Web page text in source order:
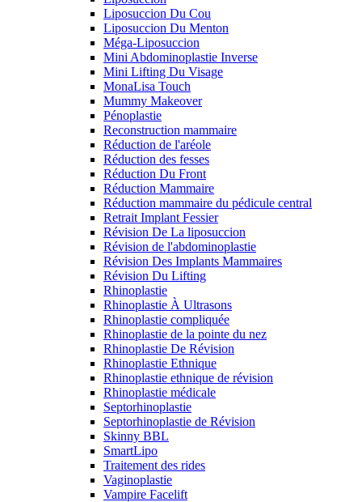
Liposuccion Du Cou
Liposuccion Du Menton
Méga-Liposuccion
Mini Abdominoplastie Inverse
Mini Lifting Du Visage
MonaLisa Touch
Mummy Makeover
Pénoplastie
Reconstruction mammaire
Réduction de l'aréole
Réduction des fesses
Réduction Du Front
Réduction Mammaire
Réduction mammaire du pédicule central
Retrait Implant Fessier
Révision De La liposuccion
Révision de l'abdominoplastie
Révision Des Implants Mammaires
Révision Du Lifting
Rhinoplastie
Rhinoplastie À Ultrasons
Rhinoplastie compliquée
Rhinoplastie de la pointe du nez
Rhinoplastie De Révision
Rhinoplastie Ethnique
Rhinoplastie ethnique de révision
Rhinoplastie médicale
Septorhinoplastie
Septorhinoplastie de Révision
Skinny BBL
SmartLipo
Traitement des rides
Vaginoplastie
Vampire Facelift